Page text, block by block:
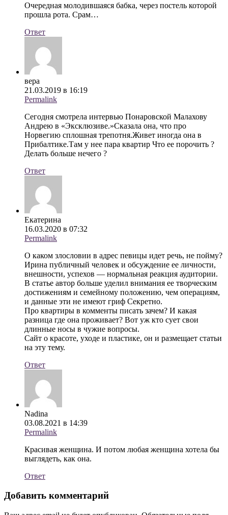
Очередная молодившаяся бабка, через постель которой
прошла рота. Срам…
Ответ
вера
21.03.2019 в 16:19
Permalink
Сегодня смотрела интервью Понаровской Малахову
Андрею в «Эксклюзиве.»Сказала она, что про
Норвегию сплошная трепотня.Живет иногда она в
Прибалтике.Там у нее пара квартир Что ее порочить ?
Делать больше нечего ?
Ответ
Екатерина
16.03.2020 в 07:32
Permalink
О каком злословии в адрес певицы идет речь, не пойму?
Ирина публичный человек и обсуждение ее личности,
внешности, успехов — нормальная реакция аудитории.
В статье автор больше уделил внимания ее творческим
достижениям и семейному положению, чем операциям,
и данные эти не имеют гриф Секретно.
Про квартиры в комменты писать зачем? И какая
разница где она проживает? Вот уж кто сует свои
длинные носы в чужие вопросы.
Сайт о красоте, уходе и пластике, он и размещает статьи
на эту тему.
Ответ
Nadina
03.08.2021 в 14:39
Permalink
Красивая женщина. И потом любая женщина хотела бы
выглядеть, как она.
Ответ
Добавить комментарий